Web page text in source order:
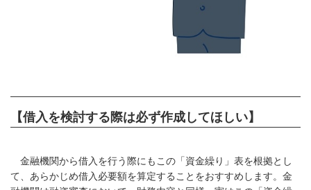
【借入を検討する際は必ず作成してほしい】
金融機関から借入を行う際にもこの「資金繰り」表を根拠とし
て、あらかじめ借入必要額を算定することをおすすめします。金